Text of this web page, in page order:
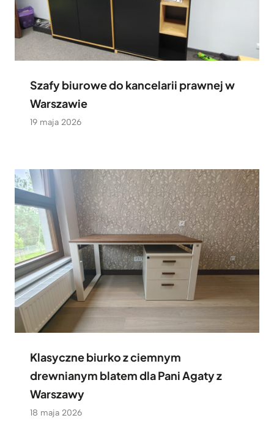
Szafy biurowe do kancelarii prawnej w
Warszawie
19 maja 2026
Klasyczne biurko z ciemnym
drewnianym blatem dla Pani Agaty z
Warszawy
18 maja 2026